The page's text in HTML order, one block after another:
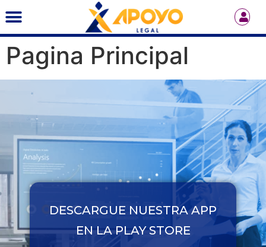
Pagina Principal
DESCARGUE NUESTRA APP
EN LA PLAY STORE